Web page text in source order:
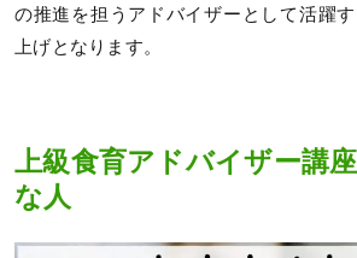
の推進を担うアドバイザーとして活躍
上げとなります。
上級食育アドバイザー講
な人